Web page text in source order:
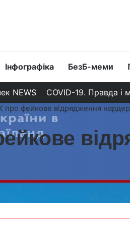
Інфографіка БезБ-меми
NEWS COVID-19. Правда і
фейкове відрядження